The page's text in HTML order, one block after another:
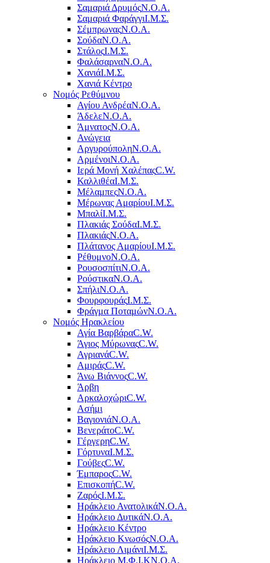
Σαμαριά ΔρυμόςΝ.Ο.Α.
Σαμαριά ΦαράγγιΙ.Μ.Σ.
ΣέμπρωναςΝ.Ο.Α.
ΣούδαΝ.Ο.Α.
ΣτάλοςΙ.Μ.Σ.
ΦαλάσαρναΝ.Ο.Α.
ΧανιάΙ.Μ.Σ.
Χανιά Κέντρο
Νομός Ρεθύμνου
Αγίου ΑνδρέαΝ.Ο.Α.
ΆδελεΝ.Ο.Α.
ΆμνατοςΝ.Ο.Α.
Ανώγεια
ΑργυρούποληΝ.Ο.Α.
ΑρμένοιΝ.Ο.Α.
Ιερά Μονή ΧαλέπαςC.W.
ΚαλλιθέαΙ.Μ.Σ.
ΜέλαμπεςΝ.Ο.Α.
Μέρωνας ΑμαρίουΙ.Μ.Σ.
ΜπαλίΙ.Μ.Σ.
Πλακιάς ΣούδαΙ.Μ.Σ.
ΠλακιάςΝ.Ο.Α.
Πλάτανος ΑμαρίουΙ.Μ.Σ.
ΡέθυμνοΝ.Ο.Α.
ΡουσοσπίτιΝ.Ο.Α.
ΡούστικαΝ.Ο.Α.
ΣπήλιΝ.Ο.Α.
ΦουρφουράςΙ.Μ.Σ.
Φράγμα ΠοταμώνΝ.Ο.Α.
Νομός Ηρακλείου
Αγία ΒαρβάραC.W.
Άγιος ΜύρωναςC.W.
ΑγριανάC.W.
ΑμιράςC.W.
Άνω ΒιάννοςC.W.
Άρβη
ΑρκαλοχώριC.W.
Ασήμι
ΒαγιονιάΝ.Ο.Α.
ΒενεράτοC.W.
ΓέργερηC.W.
ΓόρτυναΙ.Μ.Σ.
ΓούβεςC.W.
ΈμπαροςC.W.
ΕπισκοπήC.W.
ΖαρόςΙ.Μ.Σ.
Ηράκλειο ΑνατολικάΝ.Ο.Α.
Ηράκλειο ΔυτικάΝ.Ο.Α.
Ηράκλειο Κέντρο
Ηράκλειο ΚνωσόςΝ.Ο.Α.
Ηράκλειο ΛιμάνιΙ.Μ.Σ.
Ηράκλειο Μ.Φ.Ι.ΚΝ.Ο.Α.